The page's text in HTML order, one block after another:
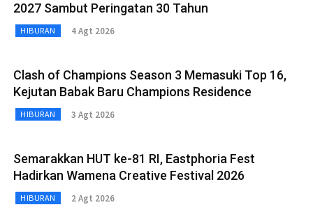
2027 Sambut Peringatan 30 Tahun
HIBURAN 4 Agt 2026
Clash of Champions Season 3 Memasuki Top 16,
Kejutan Babak Baru Champions Residence
HIBURAN 3 Agt 2026
Semarakkan HUT ke-81 RI, Eastphoria Fest
Hadirkan Wamena Creative Festival 2026
HIBURAN 2 Agt 2026